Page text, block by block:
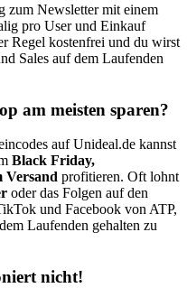
zum Newsletter mit einem
pro User und Einkauf
Regel kostenfrei und du wirst
Sales auf dem Laufenden
am meisten sparen?
auf Unideal.de kannst
Black Friday,
Versand profitieren. Oft lohnt
oder das Folgen auf den
und Facebook von ATP,
Laufenden gehalten zu
nicht!